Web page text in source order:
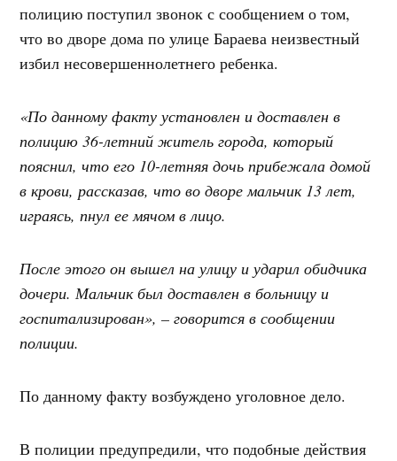
полицию поступил звонок с сообщением о том,
что во дворе дома по улице Бараева неизвестный
избил несовершеннолетнего ребенка.
«По данному факту установлен и доставлен в
полицию 36-летний житель города, который
пояснил, что его 10-летняя дочь прибежала домой
в крови, рассказав, что во дворе мальчик 13 лет,
играясь, пнул ее мячом в лицо.
После этого он вышел на улицу и ударил обидчика
дочери. Мальчик был доставлен в больницу и
госпитализирован», – говорится в сообщении
полиции.
По данному факту возбуждено уголовное дело.
В полиции предупредили, что подобные действия